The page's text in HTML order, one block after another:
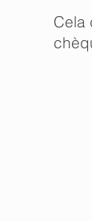
Cela